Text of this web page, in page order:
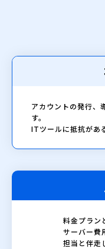
アカウントの発行、
す。
ITツールに抵抗があ
料金プラン
サーバー費
担当と伴走